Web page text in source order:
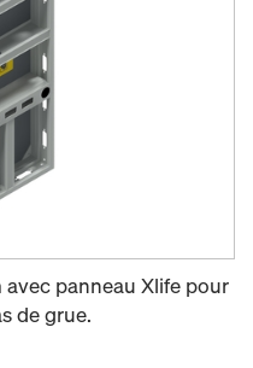
panneau Xlife pour
de grue.